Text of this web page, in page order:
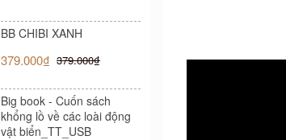
BB CHIBI XANH
379.000₫ 379.000₫
Big book - Cuốn sách
khổng lồ về các loài động
vật biển_TT_USB